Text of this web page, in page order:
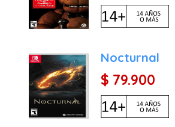
Nocturnal
$ 79.900